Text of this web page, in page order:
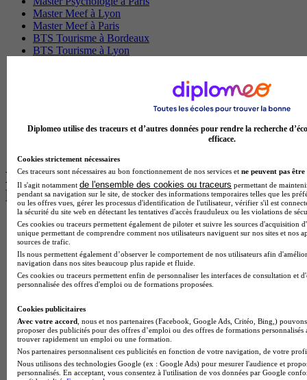
Master Meef à Lyon
Master Meef à Paris
BTS Tourisme à Bordeaux
BTS Tourisme à Lyon
BTS Communication à Bordeaux
Master Psychologie à Angers
BTS Communication à Lyon
Les intitulés de diplôme par alternance
les plus recherchés
BTS Esf en alternance
BTS Dietetique en alternance
BTS Mco en alternance
BTS Pi en alternance
BTS Sp3s en alternance
Master CCA en alternance
BTS Sam en alternance
Cap Fleuriste en alternance
BTS Sio en alternance
MSc Marketing Digital en alternance
BTS Gpme en alternance
Cap Electricien en alternance
Diplomeo utilise des traceurs et d’autres données pour rendre la recherche
efficace.
Cookies strictement nécessaires
Ces traceurs sont nécessaires au bon fonctionnement de nos services et ne peuvent pas être
Il s'agit notamment de l'ensemble des cookies ou traceurs permettant de
pendant sa navigation sur le site, de stocker des informations temporaires telles que les
ou les offres vues, gérer les processus d'identification de l'utilisateur, vérifier s'il est
la sécurité du site web en détectant les tentatives d'accès frauduleux ou les violations de
Ces cookies ou traceurs permettent également de piloter et suivre les sources d'acquisition
unique permettant de comprendre comment nos utilisateurs naviguent sur nos sites et nos
sources de trafic.
Ils nous permettent également d’observer le comportement de nos utilisateurs afin
navigation dans nos sites beaucoup plus rapide et fluide.
Ces cookies ou traceurs permettent enfin de personnaliser les interfaces de consultation et
personnalisée des offres d'emploi ou de formations proposées.
Cookies publicitaires
Avec votre accord , nous et nos partenaires (Facebook, Google Ads, Critéo, Bing,)
proposer des publicités pour des offres d’emploi ou des offres de formations
trouver rapidement un emploi ou une formation.
Nos partenaires personnalisent ces publicités en fonction de votre navigation, de votre
Nous utilisons des technologies Google (ex : Google Ads) pour mesurer l'audience et
personnalisés. En acceptant, vous consentez à l'utilisation de vos données par Google